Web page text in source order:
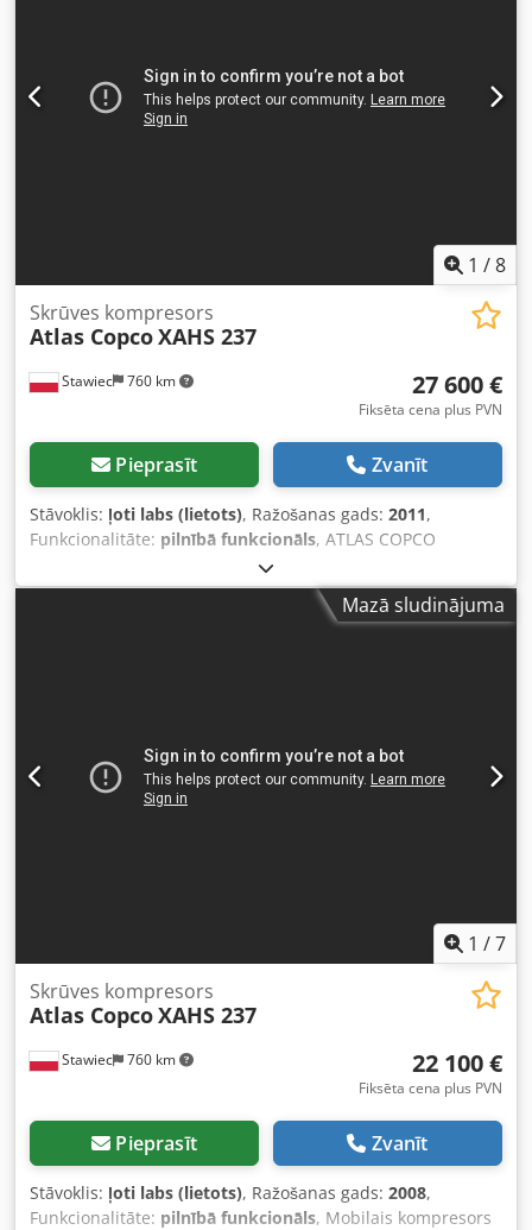
arī par katru galalietotāju. BPDD un EUS veidlapas var
lejupielādēt no mājaslapas.
1 /8
Stawiec 760 km
Skrūves kompresors
Atlas CopcoXAHS 237
27 600 €
Fiksēta cena plus PVN
Pieprasīt Zvanīt
Stāvoklis: ļoti labs (lietots), Ražošanas gads: 2011,
Funkcionalitāte: pilnībā funkcionāls, ATLAS COPCO
XAHS237+ mobils kompresors ar galīgo dzesētāju, pēc
pilnas apkopes Tehniskie dati: jauda 14,20 m3/min; darba
spiediens 12 bāri; ražošanas gads 2011; DEUTZ 6,1 motors;
Mazā sludinājuma
1 /7
Stawiec 760 km
Skrūves kompresors
Atlas CopcoXAHS 237
22 100 €
Fiksēta cena plus PVN
Pieprasīt Zvanīt
Stāvoklis: ļoti labs (lietots), Ražošanas gads: 2008,
Funkcionalitāte: pilnībā funkcionāls, Mobilais kompresors